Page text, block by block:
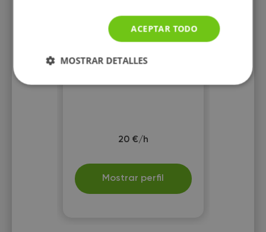
Urrestarazu
Clases particulares de
Biología/Bioquímica/Química
hasta niveles avanzados.
20 €/h
Mostrar perfil
ACEPTAR TODO
MOSTRAR DETALLES